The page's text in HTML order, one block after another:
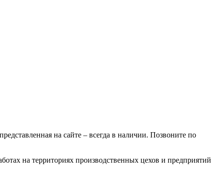
на сайте – всегда в наличии. Позвоните по
на территориях производственных цехов и предприятий